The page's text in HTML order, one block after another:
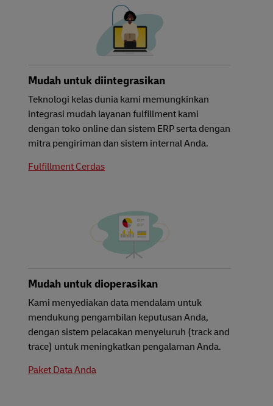
Mudah untuk diintegrasikan
Teknologi kelas dunia kami memungkinkan
integrasi mudah layanan fulfillment kami
dengan toko online dan sistem ERP serta dengan
mitra pengiriman dan sistem internal Anda.
Fulfillment Cerdas
Mudah untuk dioperasikan
Kami menyediakan data mendalam untuk
mendukung pengambilan keputusan Anda,
dengan sistem pelacakan menyeluruh (track and
trace) untuk meningkatkan pengalaman Anda.
Paket Data Anda